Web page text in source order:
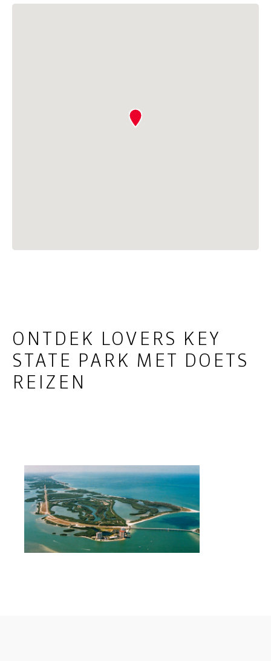
ONTDEK LOVERS KEY
STATE PARK MET DOETS
REIZEN